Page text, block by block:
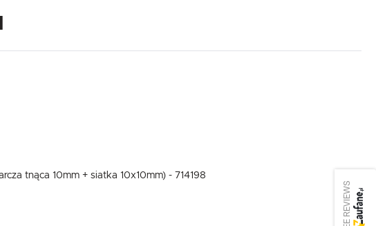
tnąca 10mm + siatka 10x10mm) - 714198
SEE REVIEWS